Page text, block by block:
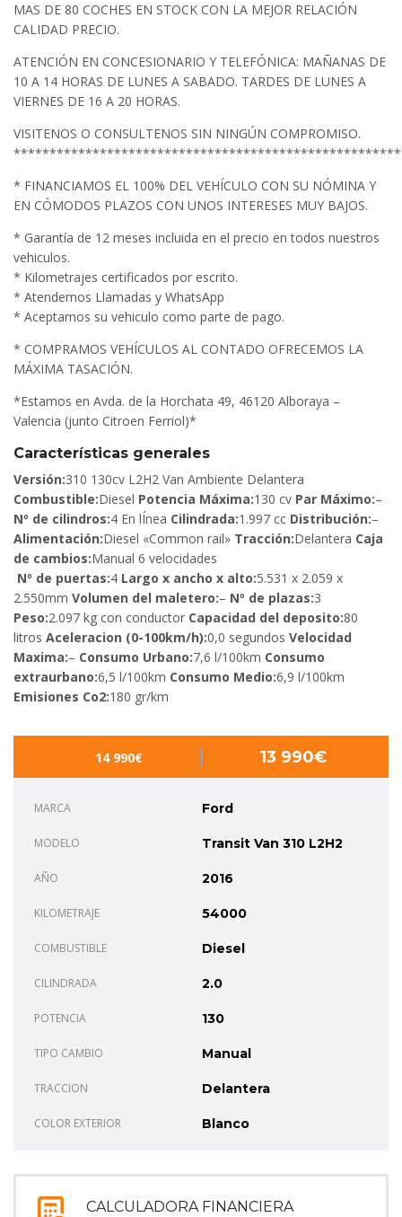
MAS DE 80 COCHES EN STOCK CON LA MEJOR RELACIÓN
CALIDAD PRECIO.
ATENCIÓN EN CONCESIONARIO Y TELEFÓNICA: MAÑANAS DE
10 A 14 HORAS DE LUNES A SABADO. TARDES DE LUNES A
VIERNES DE 16 A 20 HORAS.
VISITENOS O CONSULTENOS SIN NINGÚN COMPROMISO.
* FINANCIAMOS EL 100% DEL VEHÍCULO CON SU NÓMINA Y
EN CÓMODOS PLAZOS CON UNOS INTERESES MUY BAJOS.
* Garantía de 12 meses incluida en el precio en todos nuestros
vehiculos.
* Kilometrajes certificados por escrito.
* Atendemos Llamadas y WhatsApp
* Aceptamos su vehiculo como parte de pago.
* COMPRAMOS VEHÍCULOS AL CONTADO OFRECEMOS LA
MÁXIMA TASACIÓN.
*Estamos en Avda. de la Horchata 49, 46120 Alboraya –
Valencia (junto Citroen Ferriol)*
Características generales
Versión:310 130cv L2H2 Van Ambiente Delantera
Combustible:Diesel Potencia Máxima:130 cv Par Máximo:–
Nº de cilindros:4 En lÍnea Cilindrada:1.997 cc Distribución:–
Alimentación:Diesel «Common rail» Tracción:Delantera Caja
de cambios:Manual 6 velocidades
Nº de puertas:4 Largo x ancho x alto:5.531 x 2.059 x
2.550mm Volumen del maletero:– Nº de plazas:3
Peso:2.097 kg con conductor Capacidad del deposito:80
litros Aceleracion (0-100km/h):0,0 segundos Velocidad
Maxima:– Consumo Urbano:7,6 l/100km Consumo
extraurbano:6,5 l/100km Consumo Medio:6,9 l/100km
Emisiones Co2:180 gr/km
14 990€ 13 990€
MARCA Ford
MODELO Transit Van 310 L2H2
AÑO 2016
KILOMETRAJE 54000
COMBUSTIBLE Diesel
CILINDRADA 2.0
POTENCIA 130
TIPO CAMBIO Manual
TRACCION Delantera
COLOR EXTERIOR Blanco
CALCULADORA FINANCIERA